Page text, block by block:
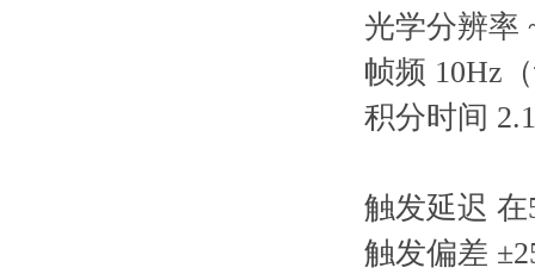
光学分辨率
帧频 10Hz
积分时间
触发延迟 在
触发偏差